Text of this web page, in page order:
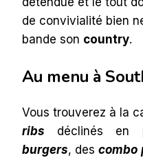
de convivialité bien
bande son country.
Au menu à
Vous trouverez à la
ribs déclinés en
burgers, descombo